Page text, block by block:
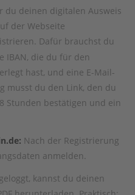
du deinen digitalen Ausweis
der Webseite
Dafür brauchst du
IBAN, die du für den
hast, und eine E-Mail-
musst du den Link, den du
Stunden bestätigen und ein
Nach der Registrierung
anmelden.
kannst du deinen